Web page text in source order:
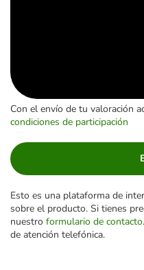
Con el envío de tu valoración
condiciones de participación
Esto es una plataforma de
sobre el producto. Si tienes
nuestro formulario de contacto
de atención telefónica.